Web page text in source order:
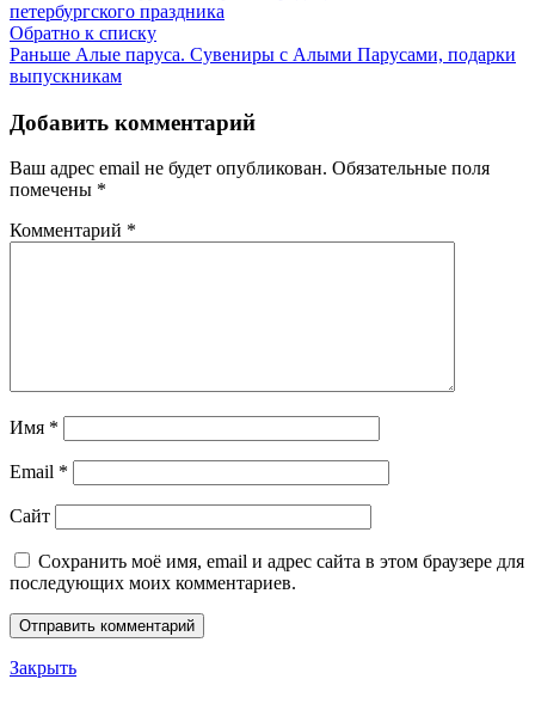
петербургского праздника
Обратно к списку
Раньше Алые паруса. Сувениры с Алыми Парусами, подарки
выпускникам
Добавить комментарий
Ваш адрес email не будет опубликован. Обязательные поля
помечены *
Комментарий *
Имя *
Email *
Сайт
Сохранить моё имя, email и адрес сайта в этом браузере для
последующих моих комментариев.
Закрыть